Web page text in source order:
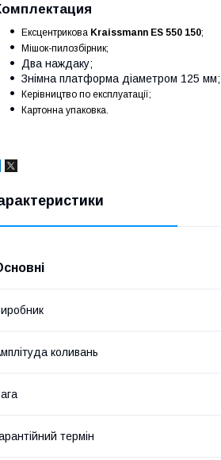
Ексцентрикова Kraissmann ES 550 150;
Мішок-пилозбірник;
Два наждаку;
Знімна платформа діаметром 125 мм;
Керівництво по експлуатації;
Картонна упаковка.
коливань
термін